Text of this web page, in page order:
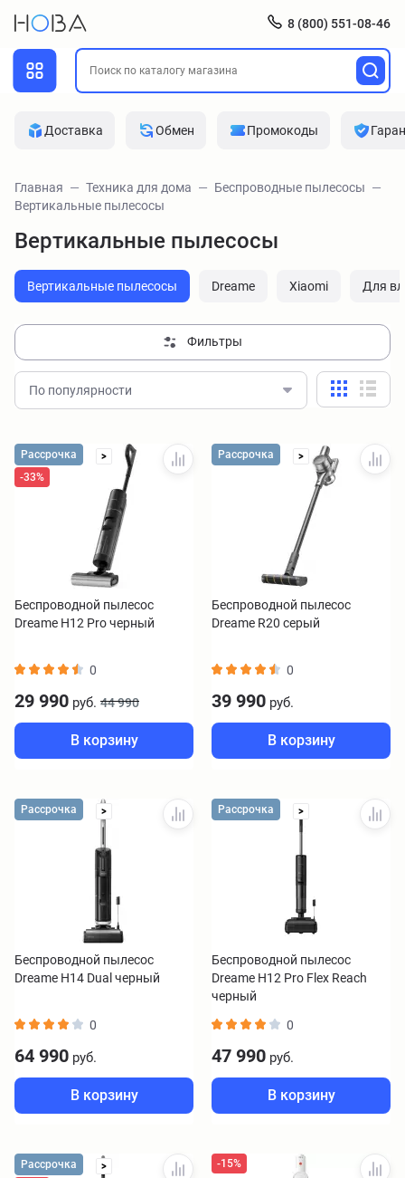
8 (800) 551-08-46
Доставка Обмен Промокоды
Главная Техника для дома
Беспроводные пылесосы
Вертикальные пылесосы
Вертикальные пылесосы
Вертикальные пылесосы Dreame Xiaomi Для
Фильтры
По популярности
Рассрочка
>
-33%
Беспроводной пылесос
Dreame H12 Pro черный
0
29 990 руб. 44 990
В корзину
Рассрочка >
Беспроводной пылесос
Dreame R20 серый
0
39 990 руб.
В корзину
Рассрочка >
Беспроводной пылесос
Dreame H14 Dual черный
0
64 990 руб.
В корзину
Рассрочка >
Беспроводной пылесос
Dreame H12 Pro Flex Reach
черный
0
47 990 руб.
В корзину
Рассрочка
>
-15%